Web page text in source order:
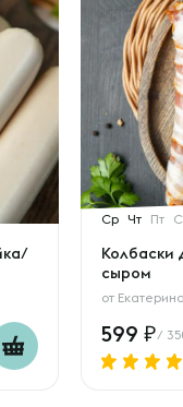
Ср Чт Пт
Колбаски
сыром
от
599 /